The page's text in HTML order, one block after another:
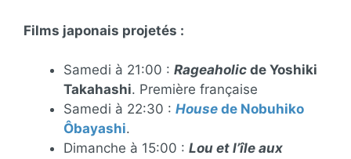
Films japonais projetés :
Samedi à 21:00 : Rageaholic de Yoshiki
Takahashi. Première française
Samedi à 22:30 : House de Nobuhiko
Ôbayashi.
Dimanche à 15:00 : Lou et l’île aux